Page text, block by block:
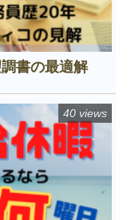
書の最適解
40 views